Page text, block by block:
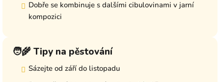
Dobře se kombinuje s dalšími cibulovinami v jarní
kompozici
🧑‍🌾 Tipy na pěstování
Sázejte od září do listopadu